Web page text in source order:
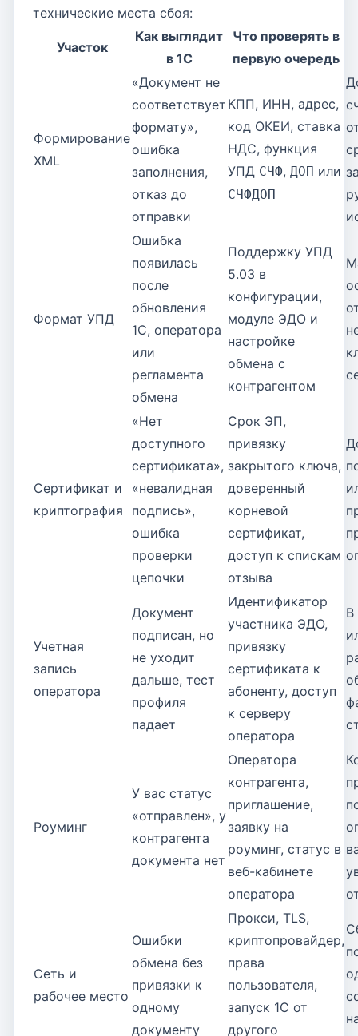
технические места сбоя:
Участок
Как выглядит
в 1С
Что проверять в
первую очередь
Формирование
XML
«Документ не
соответствует
формату»,
ошибка
заполнения,
отказ до
отправки
КПП, ИНН, адрес,
код ОКЕИ, ставка
НДС, функция
УПД СЧФ, ДОП или
СЧФДОП
Формат УПД
Ошибка
появилась
после
обновления
1С, оператора
или
регламента
обмена
Поддержку УПД
5.03 в
конфигурации,
модуле ЭДО и
настройке
обмена с
контрагентом
Сертификат и
криптография
«Нет
доступного
сертификата»,
«невалидная
подпись»,
ошибка
проверки
цепочки
Срок ЭП,
привязку
закрытого ключа,
доверенный
корневой
сертификат,
доступ к спискам
отзыва
Учетная
запись
оператора
Документ
подписан, но
не уходит
дальше, тест
профиля
падает
Идентификатор
участника ЭДО,
привязку
сертификата к
абоненту, доступ
к серверу
оператора
В
Роуминг
У вас статус
«отправлен», у
контрагента
документа нет
Оператора
контрагента,
приглашение,
заявку на
роуминг, статус в
веб-кабинете
оператора
Сеть и
рабочее место
Ошибки
обмена без
привязки к
одному
документу
Прокси, TLS,
криптопровайдер,
права
пользователя,
запуск 1С от
другого